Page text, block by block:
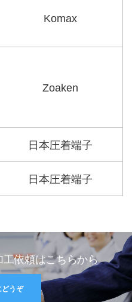
Komax
Zoaken
日本圧着端子
日本圧着端子
依頼はこちらから
どうぞ